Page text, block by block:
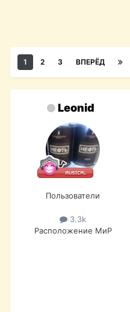
1 2 3 ВПЕРЁД
Leonid
Пользователи
3.3k
Расположение МиР